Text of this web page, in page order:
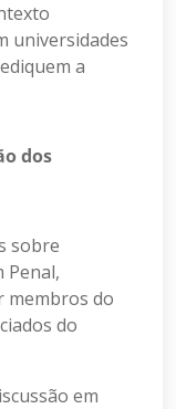
universidades
a
dos
sobre
Penal,
membros do
do
em